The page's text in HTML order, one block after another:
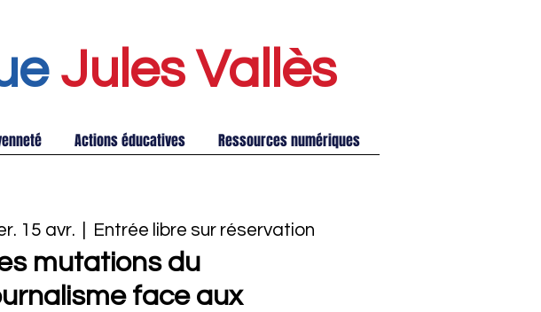
Jules Vallès
Actions éducatives Ressources numériques
15 avr. Entrée libre sur réservation
mutations du
face aux